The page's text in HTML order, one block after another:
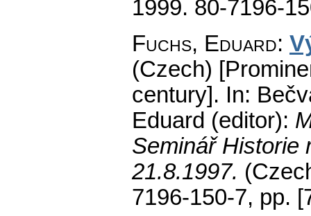
1999. 80-7196-
Fuchs, Eduard:
(Czech)
century]. In:
Eduard (editor):
Seminář Historie
21.8.1997.
7196-150-7, pp.